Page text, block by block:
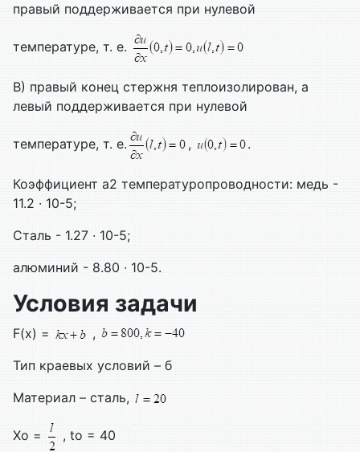
правый поддерживается при нулевой
температуре, т. е.
В) правый конец стержня теплоизолирован, а
левый поддерживается при нулевой
температуре, т. е. , .
Коэффициент а2 температуропроводности: медь -
11.2 ∙ 10-5;
Сталь - 1.27 ∙ 10-5;
алюминий - 8.80 ∙ 10-5.
Условия задачи
F(x) = ,
Тип краевых условий – б
Материал – сталь,
Xo = , to = 40